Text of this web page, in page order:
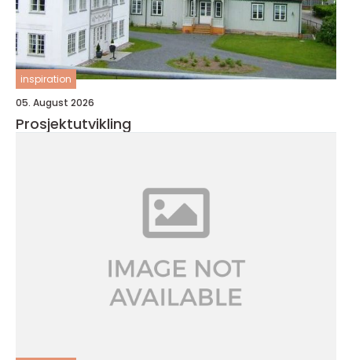
inspiration
05. August 2026
Prosjektutvikling